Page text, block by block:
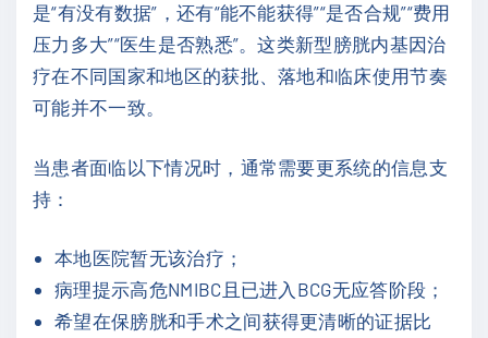
是“有没有数据”，还有“能不能获得”“是否合规”“费用
压力多大”“医生是否熟悉”。这类新型膀胱内基因治
疗在不同国家和地区的获批、落地和临床使用节奏
可能并不一致。
当患者面临以下情况时，通常需要更系统的信息支
持：
本地医院暂无该治疗；
病理提示高危NMIBC且已进入BCG无应答阶段；
希望在保膀胱和手术之间获得更清晰的证据比